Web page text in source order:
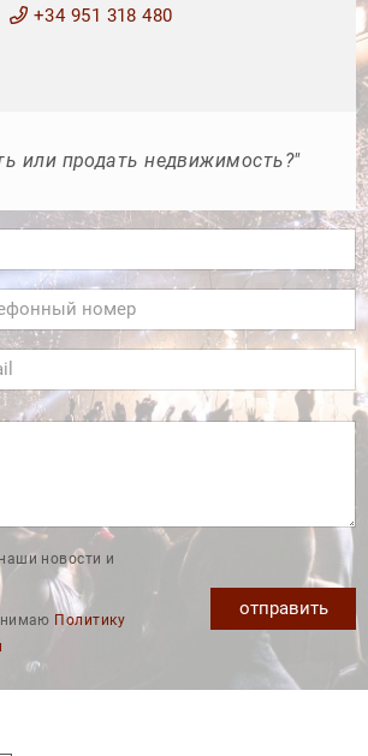
+34 951 318 480
или продать недвижимость?"
новости и
Политику
отправить